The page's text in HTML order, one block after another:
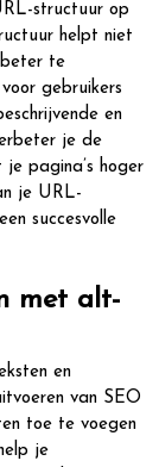
structuur op
helpt niet
beter te
gebruikers
en
je de
pagina’s hoger
je URL-
succesvolle
met alt-
en
van SEO
toe te voegen
je